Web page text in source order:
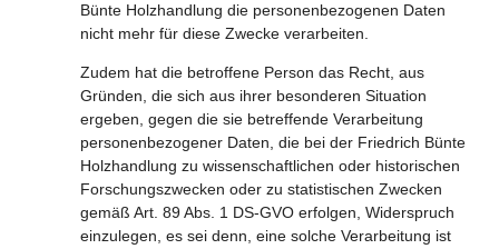
Bünte Holzhandlung die personenbezogenen Daten
nicht mehr für diese Zwecke verarbeiten.
Zudem hat die betroffene Person das Recht, aus
Gründen, die sich aus ihrer besonderen Situation
ergeben, gegen die sie betreffende Verarbeitung
personenbezogener Daten, die bei der Friedrich Bünte
Holzhandlung zu wissenschaftlichen oder historischen
Forschungszwecken oder zu statistischen Zwecken
gemäß Art. 89 Abs. 1 DS-GVO erfolgen, Widerspruch
einzulegen, es sei denn, eine solche Verarbeitung ist